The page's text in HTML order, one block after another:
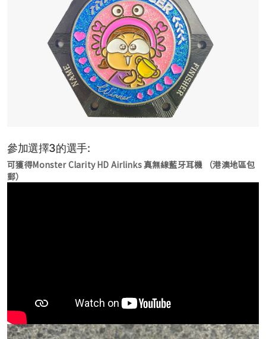
參加選擇3的選手:
可獲得Monster Clarity HD Airlinks 真無線藍牙耳機 （港澳地區包
郵）